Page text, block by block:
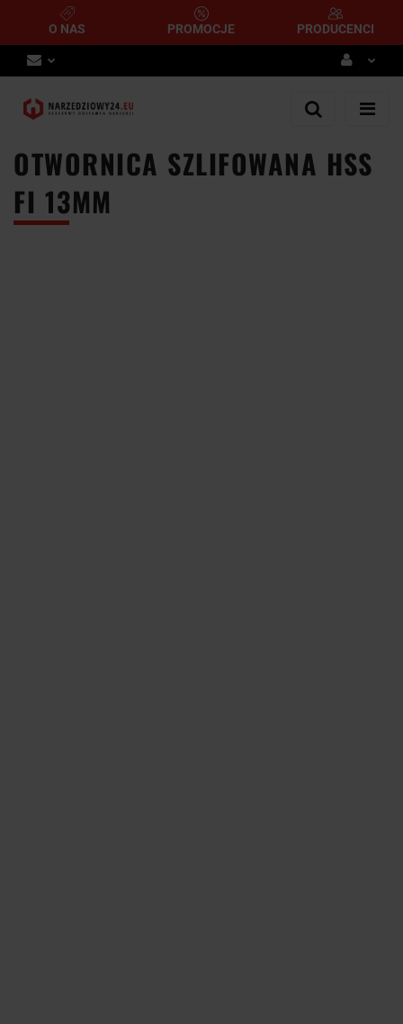
O NAS PROMOCJE PRODUCENCI
Zaloguj się
Dodaj zgłoszenie
OTWORNICA SZLIFOWANA HSS
FI 13MM